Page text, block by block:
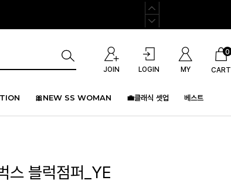
JOIN LOGIN MY CART
0
🎀NEW SS WOMAN 💼클래식 셋업 베스트
스 블럭점퍼_YE